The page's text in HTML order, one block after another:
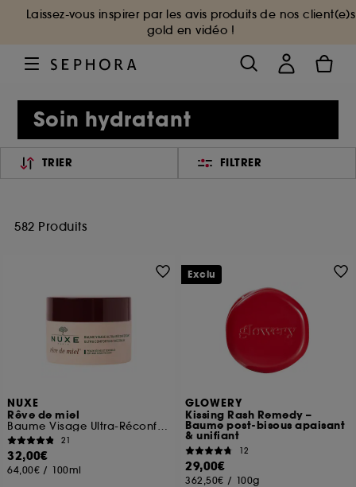
Laissez-vous inspirer par les avis produits de nos client(e)s
gold en vidéo !
Soin hydratant
TRIER FILTRER
582 Produits
NUXE
Rêve de miel
Baume Visage Ultra-Réconfortant
21
32,00€
64,00€ / 100ml
GLOWERY
Kissing Rash Remedy –
Baume post-bisous apaisant
& unifiant
12
29,00€
362,50€ / 100g
Exclu